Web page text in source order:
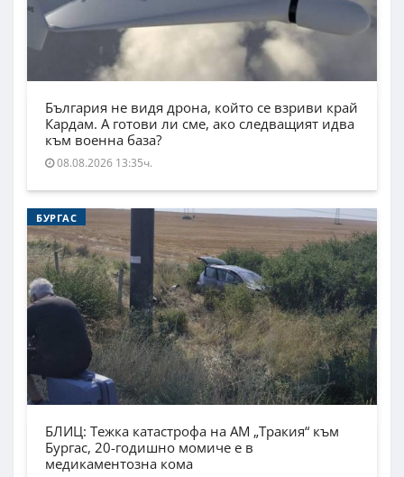
България не видя дрона, който се взриви край
Кардам. А готови ли сме, ако следващият идва
към военна база?
08.08.2026 13:35ч.
БУРГАС
БЛИЦ: Тежка катастрофа на АМ „Тракия“ към
Бургас, 20-годишно момиче е в
медикаментозна кома